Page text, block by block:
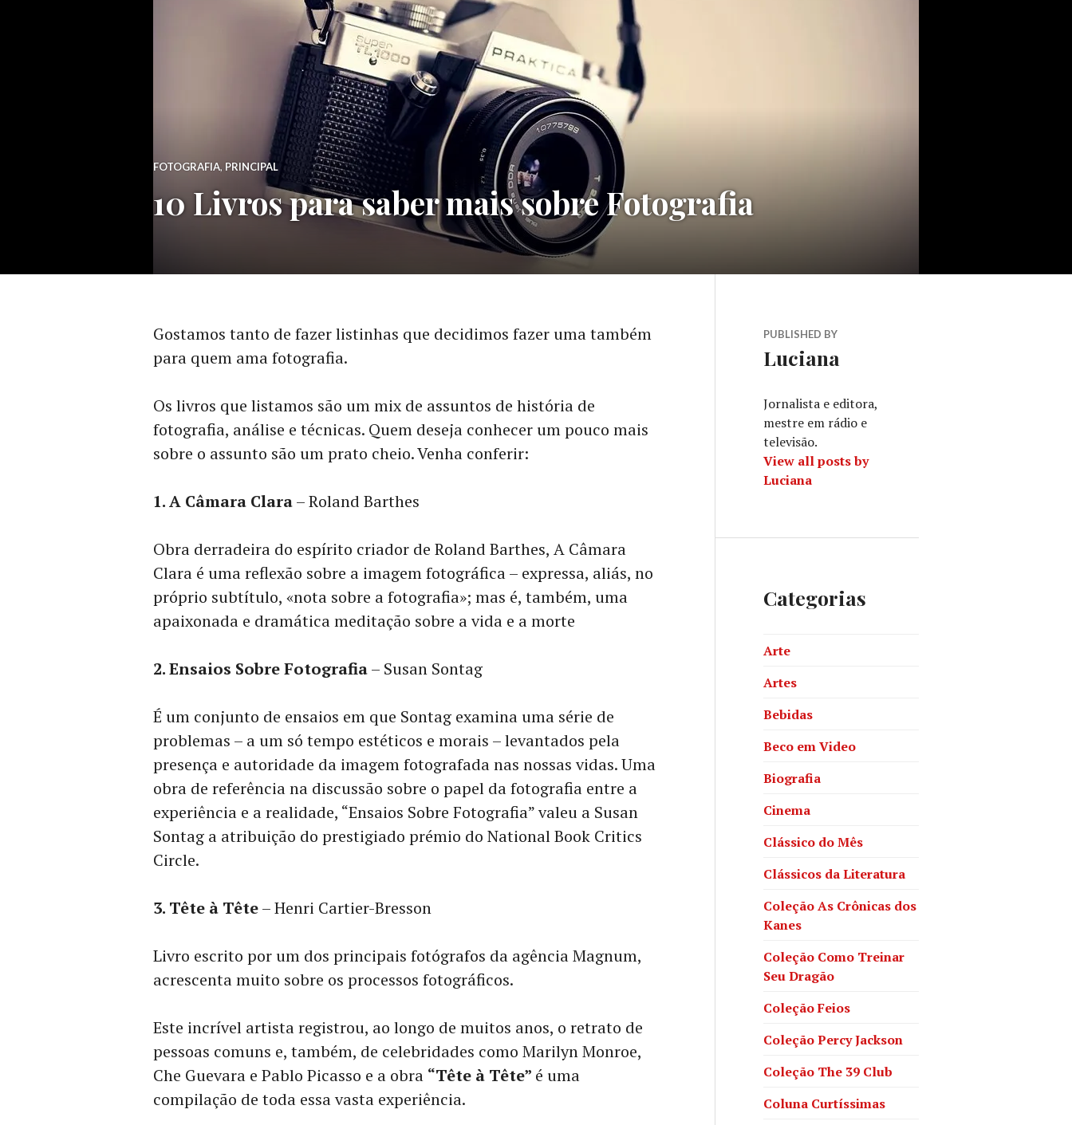
FOTOGRAFIA, PRINCIPAL
10 Livros para saber mais sobre Fotografia
Gostamos tanto de fazer listinhas que decidimos fazer uma também
para quem ama fotografia.
Os livros que listamos são um mix de assuntos de história de
fotografia, análise e técnicas. Quem deseja conhecer um pouco mais
sobre o assunto são um prato cheio. Venha conferir:
1. A Câmara Clara– Roland Barthes
Obra derradeira do espírito criador de Roland Barthes, A Câmara
Clara é uma reflexão sobre a imagem fotográfica – expressa, aliás, no
próprio subtítulo, «nota sobre a fotografia»; mas é, também, uma
apaixonada e dramática meditação sobre a vida e a morte
2. Ensaios Sobre Fotografia– Susan Sontag
É um conjunto de ensaios em que Sontag examina uma série de
problemas – a um só tempo estéticos e morais – levantados pela
presença e autoridade da imagem fotografada nas nossas vidas. Uma
obra de referência na discussão sobre o papel da fotografia entre a
experiência e a realidade, “Ensaios Sobre Fotografia” valeu a Susan
Sontag a atribuição do prestigiado prémio do National Book Critics
Circle.
3. Tête à Tête– Henri Cartier-Bresson
Livro escrito por um dos principais fotógrafos da agência Magnum,
acrescenta muito sobre os processos fotográficos.
Este incrível artista registrou, ao longo de muitos anos, o retrato de
pessoas comuns e, também, de celebridades como Marilyn Monroe,
Che Guevara e Pablo Picasso e a obra “Tête à Tête” é uma
compilação de toda essa vasta experiência.
PUBLISHED BY
Luciana
Jornalista e editora,
mestre em rádio e
televisão.
View all posts by
Luciana
Categorias
Arte
Artes
Bebidas
Beco em Video
Biografia
Cinema
Clássico do Mês
Clássicos da Literatura
Coleção As Crônicas dos
Kanes
Coleção Como Treinar
Seu Dragão
Coleção Feios
Coleção Percy Jackson
Coleção The 39 Club
Coluna Curtíssimas